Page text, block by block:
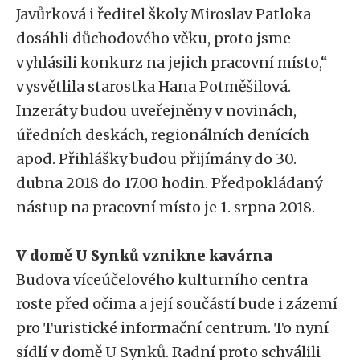
Javůrková i ředitel školy Miroslav Patloka
dosáhli důchodového věku, proto jsme
vyhlásili konkurz na jejich pracovní místo,“
vysvětlila starostka Hana Potměšilová.
Inzeráty budou uveřejněny v novinách,
úředních deskách, regionálních denících
apod. Přihlášky budou přijímány do 30.
dubna 2018 do 17.00 hodin. Předpokládaný
nástup na pracovní místo je 1. srpna 2018.
V domě U Synků vznikne kavárna
Budova víceúčelového kulturního centra
roste před očima a její součástí bude i zázemí
pro Turistické informační centrum. To nyní
sídlí v domě U Synků. Radní proto schválili